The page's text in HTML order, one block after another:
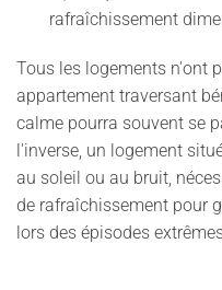
rafraîchissement
Tous les logements n'ont
appartement traversant
calme pourra souvent se
l'inverse, un logement
au soleil ou au bruit,
de rafraîchissement pour
lors des épisodes